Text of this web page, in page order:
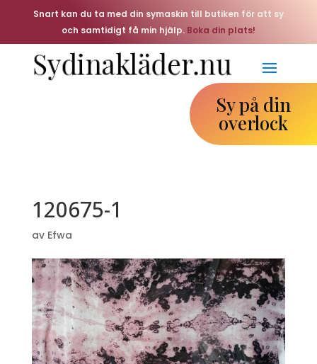
Snart kan du ta med din symaskin till butiken för att sy
och samtidigt få min hjälp. Boka din plats!
Sy på din
overlock
120675-1
av Efwa